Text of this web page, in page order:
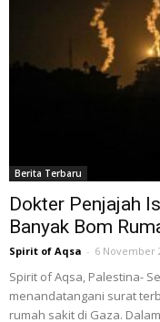
Berita Terbaru
Dokter Penjajah
Banyak Bom
Spirit of Aqsa - 6 November
Spirit of Aqsa, Palestina-
menandatangani surat
rumah sakit di Gaza.